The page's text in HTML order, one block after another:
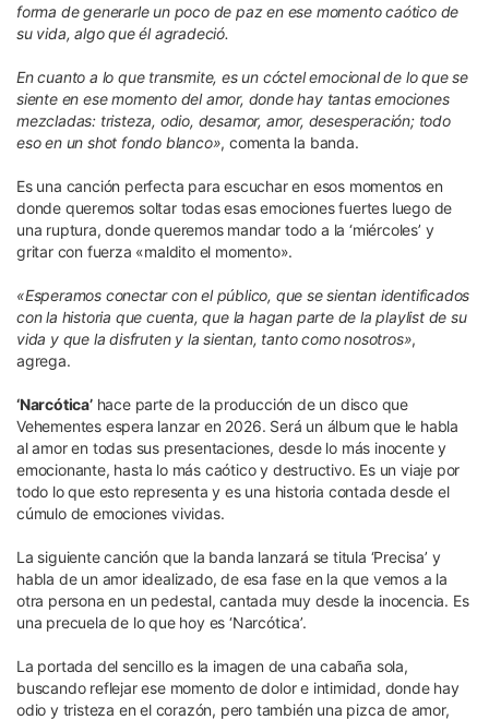
forma de generarle un poco de paz en ese momento caótico de
su vida, algo que él agradeció.
En cuanto a lo que transmite, es un cóctel emocional de lo que se
siente en ese momento del amor, donde hay tantas emociones
mezcladas: tristeza, odio, desamor, amor, desesperación; todo
eso en un shot fondo blanco», comenta la banda.
Es una canción perfecta para escuchar en esos momentos en
donde queremos soltar todas esas emociones fuertes luego de
una ruptura, donde queremos mandar todo a la ‘miércoles’ y
gritar con fuerza «maldito el momento».
«Esperamos conectar con el público, que se sientan identificados
con la historia que cuenta, que la hagan parte de la playlist de su
vida y que la disfruten y la sientan, tanto como nosotros»,
agrega.
‘Narcótica’hace parte de la producción de un disco que
Vehementes espera lanzar en 2026. Será un álbum que le habla
al amor en todas sus presentaciones, desde lo más inocente y
emocionante, hasta lo más caótico y destructivo. Es un viaje por
todo lo que esto representa y es una historia contada desde el
cúmulo de emociones vividas.
La siguiente canción que la banda lanzará se titula ‘Precisa’ y
habla de un amor idealizado, de esa fase en la que vemos a la
otra persona en un pedestal, cantada muy desde la inocencia. Es
una precuela de lo que hoy es ‘Narcótica’.
La portada del sencillo es la imagen de una cabaña sola,
buscando reflejar ese momento de dolor e intimidad, donde hay
odio y tristeza en el corazón, pero también una pizca de amor,